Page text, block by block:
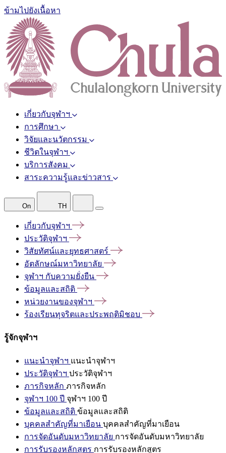
ข้ามไปยังเนื้อหา
เกี่ยวกับจุฬาฯ
การศึกษา
วิจัยและนวัตกรรม
ชีวิตในจุฬาฯ
บริการสังคม
สาระความรู้และข่าวสาร
On TH
เกี่ยวกับจุฬาฯ
ประวัติจุฬาฯ
วิสัยทัศน์และยุทธศาสตร์
อัตลักษณ์มหาวิทยาลัย
จุฬาฯ กับความยั่งยืน
ข้อมูลและสถิติ
หน่วยงานของจุฬาฯ
ร้องเรียนทุจริตและประพฤติมิชอบ
รู้จักจุฬาฯ
แนะนำจุฬาฯ แนะนำจุฬาฯ
ประวัติจุฬาฯ ประวัติจุฬาฯ
ภารกิจหลัก ภารกิจหลัก
จุฬาฯ 100 ปี จุฬาฯ 100 ปี
ข้อมูลและสถิติ ข้อมูลและสถิติ
บุคคลสำคัญที่มาเยือน บุคคลสำคัญที่มาเยือน
การจัดอันดับมหาวิทยาลัย การจัดอันดับมหาวิทยาลัย
การรับรองหลักสูตร การรับรองหลักสูตร